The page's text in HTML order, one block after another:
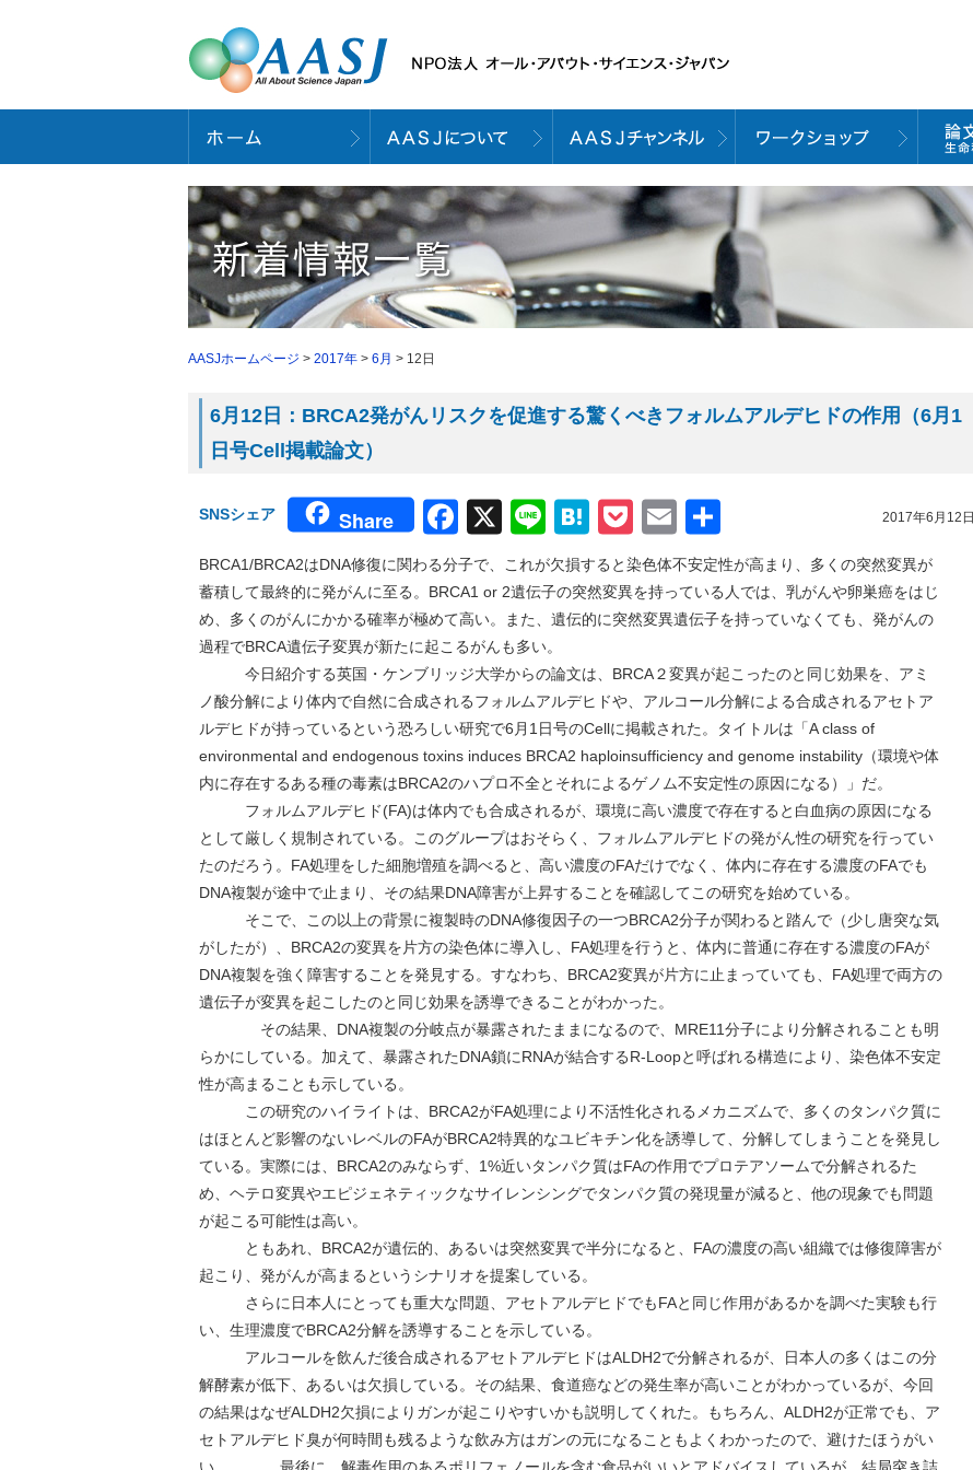
AASJホームページ > 2017年 > 6月 > 12日
6月12日：BRCA2発がんリスクを促進する驚くべきフォルムアルデヒドの作用（6月1
日号Cell掲載論文）
2017年6月12日
SNSシェア Share Facebook
X LineHatena
Pocket
Email
有
BRCA1/BRCA2はDNA修復に関わる分子で、これが欠損すると染色体不安定性が高まり、多くの突然変異が
蓄積して最終的に発がんに至る。BRCA1 or 2遺伝子の突然変異を持っている人では、乳がんや卵巣癌をはじ
め、多くのがんにかかる確率が極めて高い。また、遺伝的に突然変異遺伝子を持っていなくても、発がんの
過程でBRCA遺伝子変異が新たに起こるがんも多い。
今日紹介する英国・ケンブリッジ大学からの論文は、BRCA２変異が起こったのと同じ効果を、アミ
ノ酸分解により体内で自然に合成されるフォルムアルデヒドや、アルコール分解による合成されるアセトア
ルデヒドが持っているという恐ろしい研究で6月1日号のCellに掲載された。タイトルは「A class of
environmental and endogenous toxins induces BRCA2 haploinsufficiency and genome instability（環境や体
内に存在するある種の毒素はBRCA2のハプロ不全とそれによるゲノム不安定性の原因になる）」だ。
フォルムアルデヒド(FA)は体内でも合成されるが、環境に高い濃度で存在すると白血病の原因になる
として厳しく規制されている。このグループはおそらく、フォルムアルデヒドの発がん性の研究を行ってい
たのだろう。FA処理をした細胞増殖を調べると、高い濃度のFAだけでなく、体内に存在する濃度のFAでも
DNA複製が途中で止まり、その結果DNA障害が上昇することを確認してこの研究を始めている。
そこで、この以上の背景に複製時のDNA修復因子の一つBRCA2分子が関わると踏んで（少し唐突な気
がしたが）、BRCA2の変異を片方の染色体に導入し、FA処理を行うと、体内に普通に存在する濃度のFAが
DNA複製を強く障害することを発見する。すなわち、BRCA2変異が片方に止まっていても、FA処理で両方の
遺伝子が変異を起こしたのと同じ効果を誘導できることがわかった。
その結果、DNA複製の分岐点が暴露されたままになるので、MRE11分子により分解されることも明
らかにしている。加えて、暴露されたDNA鎖にRNAが結合するR-Loopと呼ばれる構造により、染色体不安定
性が高まることも示している。
この研究のハイライトは、BRCA2がFA処理により不活性化されるメカニズムで、多くのタンパク質に
はほとんど影響のないレベルのFAがBRCA2特異的なユビキチン化を誘導して、分解してしまうことを発見し
ている。実際には、BRCA2のみならず、1%近いタンパク質はFAの作用でプロテアソームで分解されるた
め、ヘテロ変異やエピジェネティックなサイレンシングでタンパク質の発現量が減ると、他の現象でも問題
が起こる可能性は高い。
ともあれ、BRCA2が遺伝的、あるいは突然変異で半分になると、FAの濃度の高い組織では修復障害が
起こり、発がんが高まるというシナリオを提案している。
さらに日本人にとっても重大な問題、アセトアルデヒドでもFAと同じ作用があるかを調べた実験も行
い、生理濃度でBRCA2分解を誘導することを示している。
アルコールを飲んだ後合成されるアセトアルデヒドはALDH2で分解されるが、日本人の多くはこの分
解酵素が低下、あるいは欠損している。その結果、食道癌などの発生率が高いことがわかっているが、今回
の結果はなぜALDH2欠損によりガンが起こりやすいかも説明してくれた。もちろん、ALDH2が正常でも、ア
セトアルデヒド臭が何時間も残るような飲み方はガンの元になることもよくわかったので、避けたほうがい